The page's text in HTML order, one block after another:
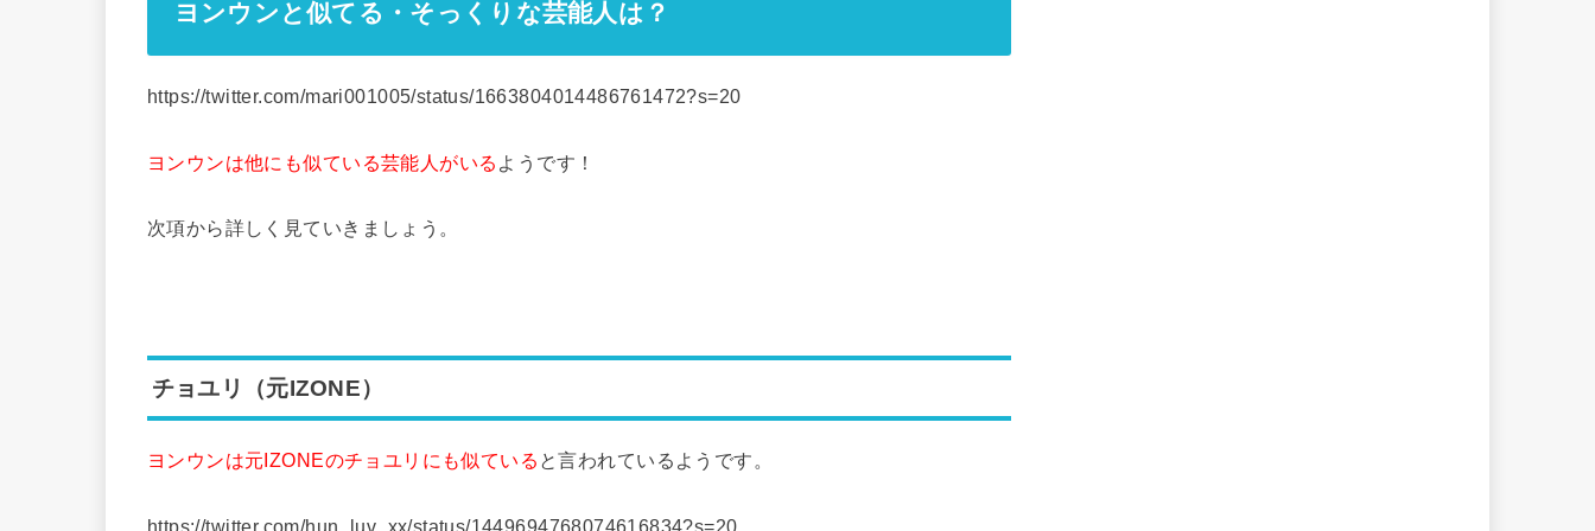
ヨンウンと似てる・そっくりな芸能人は？
https://twitter.com/mari001005/status/1663804014486761472?s=20
ヨンウンは他にも似ている芸能人がいる ようです！
次項から詳しく見ていきましょう。
チョユリ（元IZONE）
ヨンウンは元IZONEのチョユリにも似ている と言われているようです。
https://twitter.com/hun_luv_xx/status/1449694768074616834?s=20